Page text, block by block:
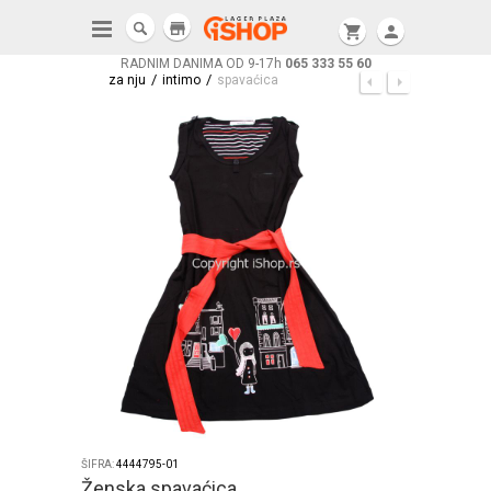
RADNIM DANIMA OD 9-17h 065 333 55 60
shopping_cart person
store
za nju / intimo / spavaćica
ŠIFRA:4444795-01